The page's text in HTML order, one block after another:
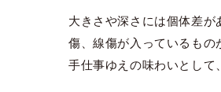
大きさや深さには個体差
傷、線傷が入っているもの
手仕事ゆえの味わいとして